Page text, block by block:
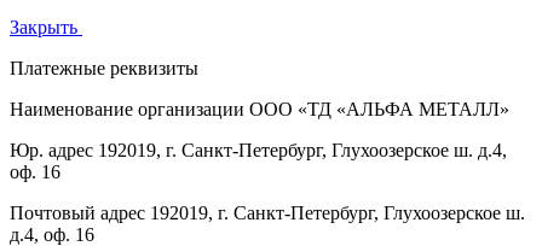
Закрыть
Платежные реквизиты
Наименование организации ООО «ТД «АЛЬФА МЕТАЛЛ»
Юр. адрес 192019, г. Санкт-Петербург, Глухоозерское ш. д.4,
оф. 16
Почтовый адрес 192019, г. Санкт-Петербург, Глухоозерское ш.
д.4, оф. 16